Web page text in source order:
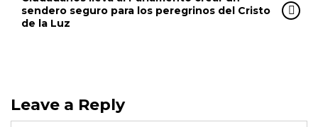
sendero seguro para los peregrinos del Cristo
de la Luz
Leave a Reply